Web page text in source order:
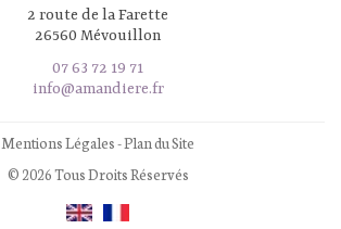
2 route de la Farette
26560 Mévouillon
07 63 72 19 71
info@amandiere.fr
Mentions Légales-Plan du Site
© 2026 Tous Droits Réservés